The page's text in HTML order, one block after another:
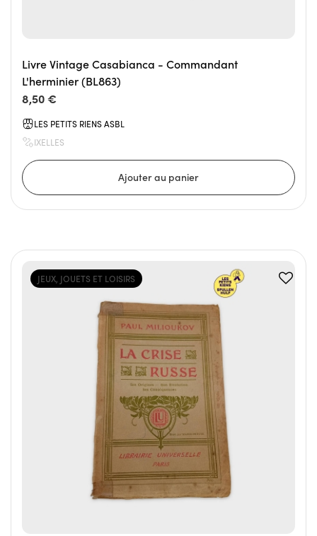
Livre Vintage Casabianca - Commandant
L'herminier (BL863)
8,50 €
LES PETITS RIENS ASBL
IXELLES
JEUX, JOUETS ET LOISIRS